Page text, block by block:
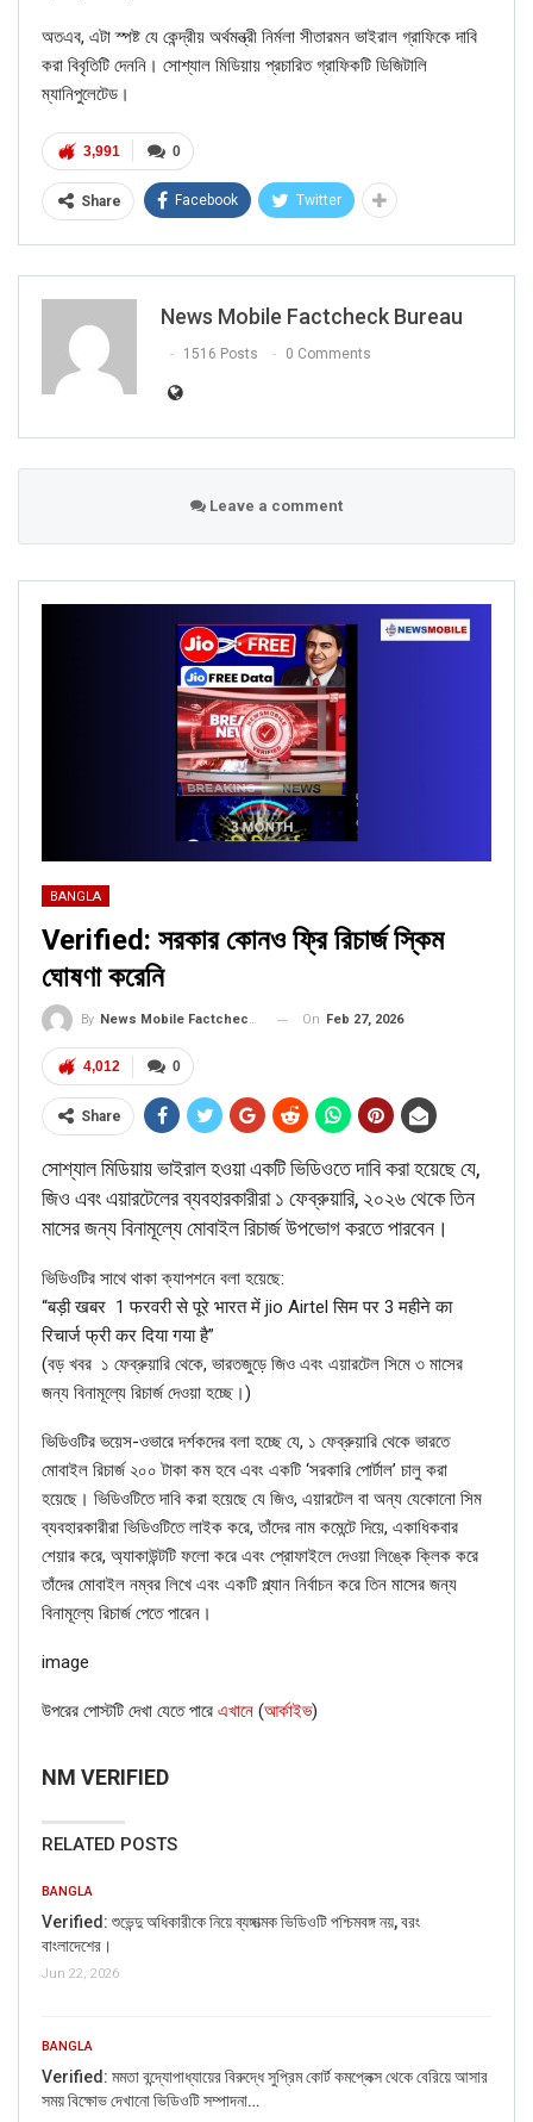
অতএব, এটা স্পষ্ট যে কেন্দ্রীয় অর্থমন্ত্রী নির্মলা সীতারমন ভাইরাল গ্রাফিকে দাবি
করা বিবৃতিটি দেননি। সোশ্যাল মিডিয়ায় প্রচারিত গ্রাফিকটি ডিজিটালি
ম্যানিপুলেটেড।
0
3,991
Share Facebook Twitter
News Mobile Factcheck Bureau
1516 Posts 0 Comments
Leave a comment
BANGLA
Verified: সরকার কোনও ফ্রি রিচার্জ স্কিম
ঘোষণা করেনি
By News Mobile Factcheck Bureau On Feb 27, 2026
0
4,012
Share
সোশ্যাল মিডিয়ায় ভাইরাল হওয়া একটি ভিডিওতে দাবি করা হয়েছে যে,
জিও এবং এয়ারটেলের ব্যবহারকারীরা ১ ফেব্রুয়ারি, ২০২৬ থেকে তিন
মাসের জন্য বিনামূল্যে মোবাইল রিচার্জ উপভোগ করতে পারবেন।
ভিডিওটির সাথে থাকা ক্যাপশনে বলা হয়েছে:
“बड़ी खबर 1 फरवरी से पूरे भारत में jio Airtel सिम पर 3 महीने का
रिचार्ज फ्री कर दिया गया है”
(বড় খবর ১ ফেব্রুয়ারি থেকে, ভারতজুড়ে জিও এবং এয়ারটেল সিমে ৩ মাসের
জন্য বিনামূল্যে রিচার্জ দেওয়া হচ্ছে।)
ভিডিওটির ভয়েস-ওভারে দর্শকদের বলা হচ্ছে যে, ১ ফেব্রুয়ারি থেকে ভারতে
মোবাইল রিচার্জ ২০০ টাকা কম হবে এবং একটি ‘‌সরকারি পোর্টাল’‌ চালু করা
হয়েছে। ভিডিওটিতে দাবি করা হয়েছে যে জিও, এয়ারটেল বা অন্য যেকোনো সিম
ব্যবহারকারীরা ভিডিওটিতে লাইক করে, তাঁদের নাম কমেন্টে দিয়ে, একাধিকবার
শেয়ার করে, অ্যাকাউন্টটি ফলো করে এবং প্রোফাইলে দেওয়া লিঙ্কে ক্লিক করে
তাঁদের মোবাইল নম্বর লিখে এবং একটি প্ল্যান নির্বাচন করে তিন মাসের জন্য
বিনামূল্যে রিচার্জ পেতে পারেন।
image
উপরের পোস্টটি দেখা যেতে পারে এখানে (আর্কাইভ)
NM VERIFIED
RELATED POSTS
BANGLA
Verified: শুভেন্দু অধিকারীকে নিয়ে ব্যঙ্গাত্মক ভিডিওটি পশ্চিমবঙ্গ নয়, বরং
বাংলাদেশের।
Jun 22, 2026
BANGLA
Verified: মমতা বন্দ্যোপাধ্যায়ের বিরুদ্ধে সুপ্রিম কোর্ট কমপ্লেক্স থেকে বেরিয়ে আসার
সময় বিক্ষোভ দেখানো ভিডিওটি সম্পাদনা…